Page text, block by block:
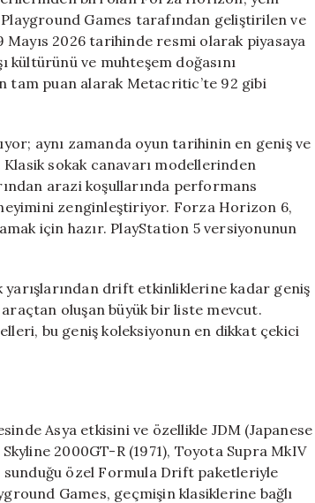
Oyuncuları
Bekliyor
için
Games tarafından geliştirilen ve
2026 tarihinde resmi olarak piyasaya
kültürünü ve muhteşem doğasını
tam puan alarak Metacritic’te 92 gibi
aynı zamanda oyun tarihinin en geniş ve
sokak canavarı modellerinden
arazi koşullarında performans
zenginleştiriyor. Forza Horizon 6,
için hazır. PlayStation 5 versiyonunun
yarışlarından drift etkinliklerine kadar geniş
oluşan büyük bir liste mevcut.
bu geniş koleksiyonun en dikkat çekici
Asya etkisini ve özellikle JDM (Japanese
2000GT-R (1971), Toyota Supra MkIV
özel Formula Drift paketleriyle
Games, geçmişin klasiklerine bağlı